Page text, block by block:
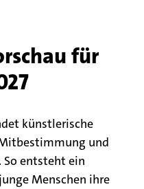
für
künstlerische
und
entsteht ein
Menschen ihre